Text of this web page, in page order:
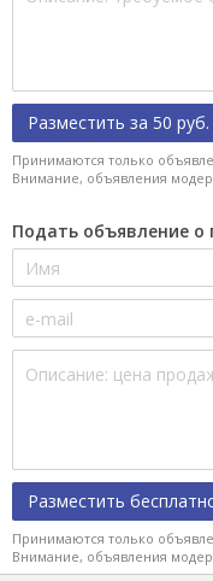
Разместить за 50 руб.
Принимаются только
Внимание, объявления
Подать объявление
Разместить
Принимаются только
Внимание, объявления